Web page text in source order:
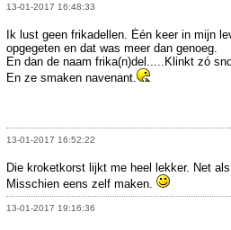
13-01-2017 16:48:33
Ik lust geen frikadellen. Één keer in mijn
opgegeten en dat was meer dan genoeg.
En dan de naam frika(n)del.....Klinkt zó
En ze smaken navenant.
13-01-2017 16:52:22
Die kroketkorst lijkt me heel lekker. Net als
Misschien eens zelf maken.
13-01-2017 19:16:36